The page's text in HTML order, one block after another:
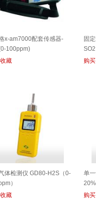
x-am7000配套传感器-
100ppm)
收藏
固
购买
体检测仪 GD80-H2S（0-
）
收藏
单
购买